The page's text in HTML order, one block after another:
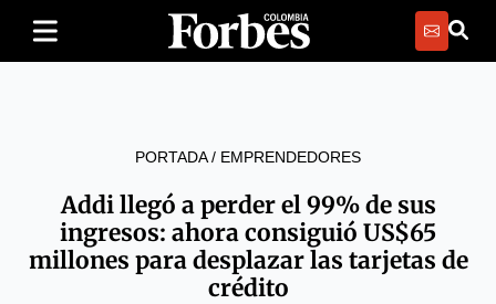
PORTADA/ EMPRENDEDORES
Addi llegó a perder el 99% de sus
ingresos: ahora consiguió US$65
millones para desplazar las tarjetas de
crédito